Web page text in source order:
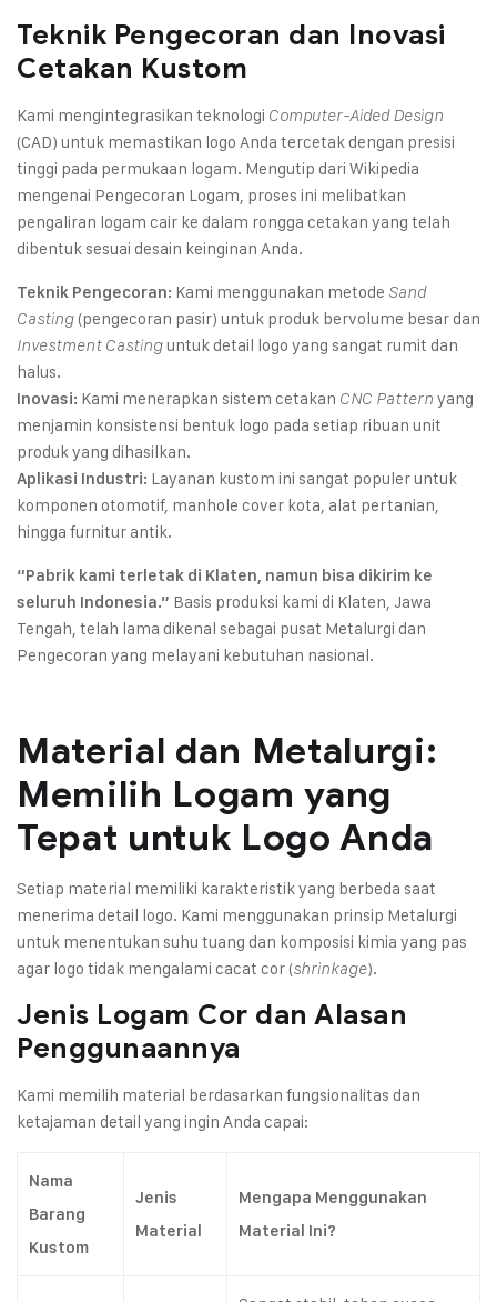
Teknik Pengecoran dan Inovasi
Cetakan Kustom
Kami mengintegrasikan teknologi Computer-Aided Design
(CAD) untuk memastikan logo Anda tercetak dengan presisi
tinggi pada permukaan logam. Mengutip dari Wikipedia
mengenai Pengecoran Logam , proses ini melibatkan
pengaliran logam cair ke dalam rongga cetakan yang telah
dibentuk sesuai desain keinginan Anda.
Teknik Pengecoran: Kami menggunakan metode Sand
Casting (pengecoran pasir) untuk produk bervolume besar dan
Investment Castinguntuk detail logo yang sangat rumit dan
halus.
Inovasi: Kami menerapkan sistem cetakan CNC Pattern yang
menjamin konsistensi bentuk logo pada setiap ribuan unit
produk yang dihasilkan.
Aplikasi Industri: Layanan kustom ini sangat populer untuk
komponen otomotif, manhole cover kota, alat pertanian,
hingga furnitur antik.
“Pabrik kami terletak di Klaten, namun bisa dikirim ke
seluruh Indonesia.” Basis produksi kami di Klaten, Jawa
Tengah, telah lama dikenal sebagai pusat Metalurgi dan
Pengecoran yang melayani kebutuhan nasional.
Material dan Metalurgi:
Memilih Logam yang
Tepat untuk Logo Anda
Setiap material memiliki karakteristik yang berbeda saat
menerima detail logo. Kami menggunakan prinsip Metalurgi
untuk menentukan suhu tuang dan komposisi kimia yang pas
agar logo tidak mengalami cacat cor (shrinkage).
Jenis Logam Cor dan Alasan
Penggunaannya
Kami memilih material berdasarkan fungsionalitas dan
ketajaman detail yang ingin Anda capai:
Nama
Barang
Kustom
Jenis
Material
Mengapa Menggunakan
Material Ini?